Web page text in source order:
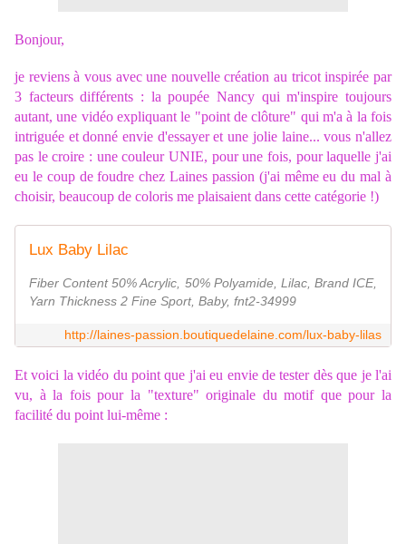
Bonjour,
je reviens à vous avec une nouvelle création au tricot inspirée par
3 facteurs différents : la poupée Nancy qui m'inspire toujours
autant, une vidéo expliquant le "point de clôture" qui m'a à la fois
intriguée et donné envie d'essayer et une jolie laine... vous n'allez
pas le croire : une couleur UNIE, pour une fois, pour laquelle j'ai
eu le coup de foudre chez Laines passion (j'ai même eu du mal à
choisir, beaucoup de coloris me plaisaient dans cette catégorie !)
Lux Baby Lilac
Fiber Content 50% Acrylic, 50% Polyamide, Lilac, Brand ICE,
Yarn Thickness 2 Fine Sport, Baby, fnt2-34999
http://laines-passion.boutiquedelaine.com/lux-baby-lilas
Et voici la vidéo du point que j'ai eu envie de tester dès que je l'ai
vu, à la fois pour la "texture" originale du motif que pour la
facilité du point lui-même :